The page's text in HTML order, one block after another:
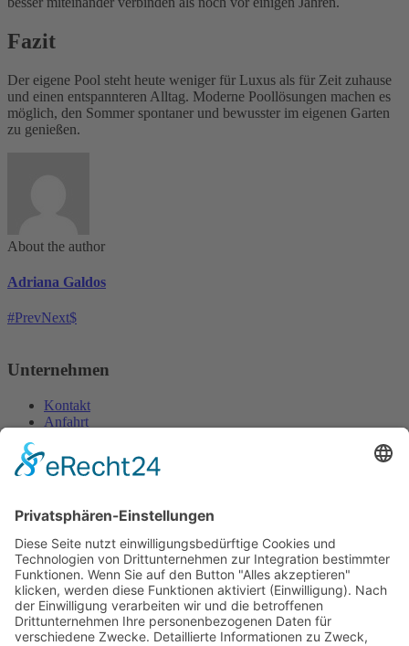
Fazit
Der eigene Pool steht heute weniger für Luxus als für Zeit zuhause
und einen entspannteren Alltag. Moderne Poollösungen machen es
möglich, den Sommer spontaner und bewusster im eigenen Garten
zu genießen.
About the author
Adriana Galdos
PrevNext
Unternehmen
Kontakt
Anfahrt
Datenschutzerklärung
Montag:
09 bis 12 Uhr, 13 bis 16:30 Uhr
Dienstag bis Freitag:
09 bis 12 Uhr, 13 bis 17 Uhr
Samstag: 09 bis 12 Uhr
Für telefonische Anfragen sowie persönliche Terminvereinbarungen